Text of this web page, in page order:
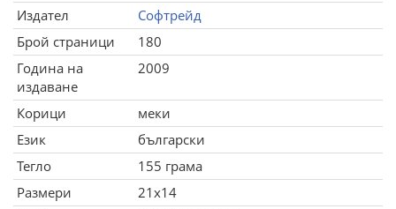
Издател
Софтрейд
Брой страници
180
Година на
издаване
2009
Корици
меки
Език
български
Тегло
155 грама
Размери
21x14